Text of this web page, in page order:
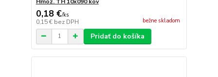
0,18 €/ks
0,15 € bez DPH bežne skladom
Pridať do košíka